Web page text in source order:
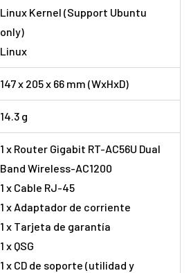
Linux Kernel (Support Ubuntu
only)
Linux
147 x 205 x 66 mm (WxHxD)
14.3 g
1 x Router Gigabit RT-AC56U Dual
Band Wireless-AC1200
1 x Cable RJ-45
1 x Adaptador de corriente
1 x Tarjeta de garantía
1 x QSG
1 x CD de soporte (utilidad y